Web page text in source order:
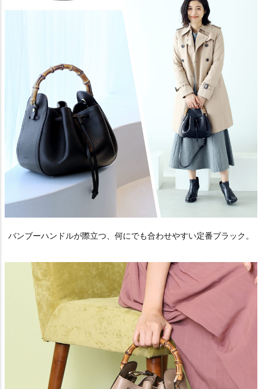
バンブーハンドルが際立つ、何にでも合わせやすい定番ブラック。